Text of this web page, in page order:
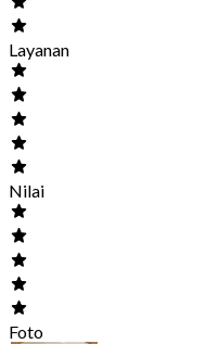
Layanan
Nilai
Foto